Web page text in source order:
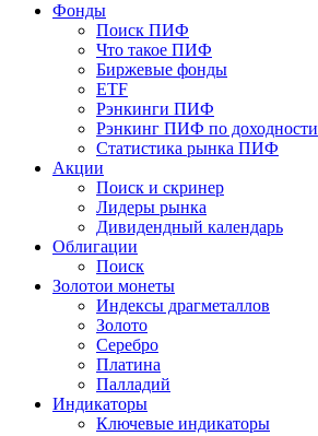
Фонды
Поиск ПИФ
Что такое ПИФ
Биржевые фонды
ETF
Рэнкинги ПИФ
Рэнкинг ПИФ по доходности
Статистика рынка ПИФ
Акции
Поиск и скринер
Лидеры рынка
Дивидендный календарь
Облигации
Поиск
Золотои монеты
Индексы драгметаллов
Золото
Серебро
Платина
Палладий
Индикаторы
Ключевые индикаторы